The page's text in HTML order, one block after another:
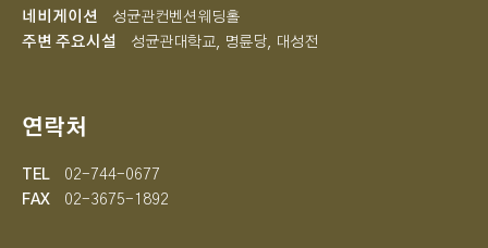
네비게이션
성균관컨벤션웨딩홀
주변 주요시설
성균관대학교, 명륜당, 대성전
연락처
TEL
02-744-0677
FAX
02-3675-1892